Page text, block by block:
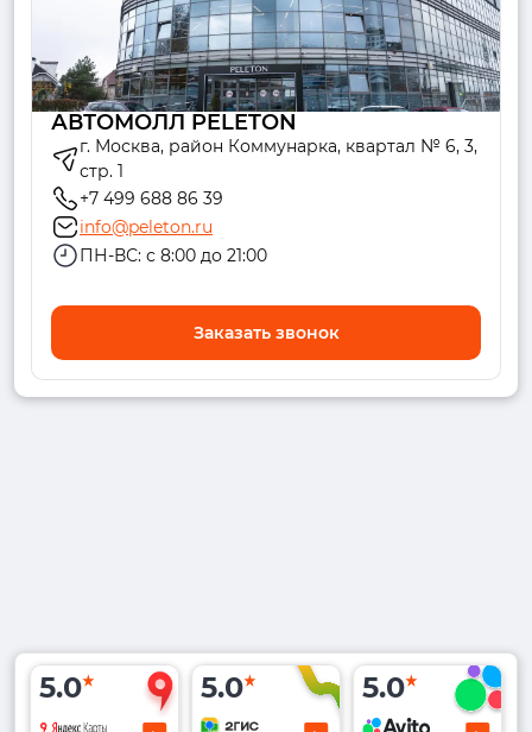
АВТОМОЛЛ PELETON
г. Москва, район Коммунарка, квартал № 6, 3,
стр. 1
+7 499 688 86 39
info@peleton.ru
ПН-ВС: с 8:00 до 21:00
Заказать звонок
5.0 5.0 5.0